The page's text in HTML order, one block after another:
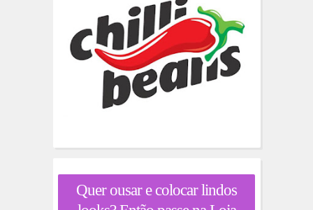
Quer ousar e colocar lindos